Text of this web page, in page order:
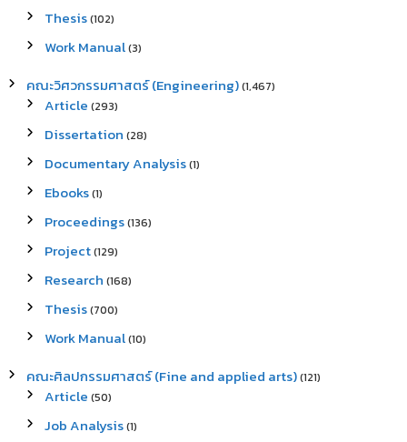
Thesis(102)
Work Manual(3)
คณะวิศวกรรมศาสตร์ (Engineering)(1,467)
Article (293)
Dissertation (28)
Documentary Analysis(1)
Ebooks(1)
Proceedings(136)
Project(129)
Research (168)
Thesis(700)
Work Manual(10)
คณะศิลปกรรมศาสตร์ (Fine and applied arts)(121)
Article (50)
Job Analysis(1)